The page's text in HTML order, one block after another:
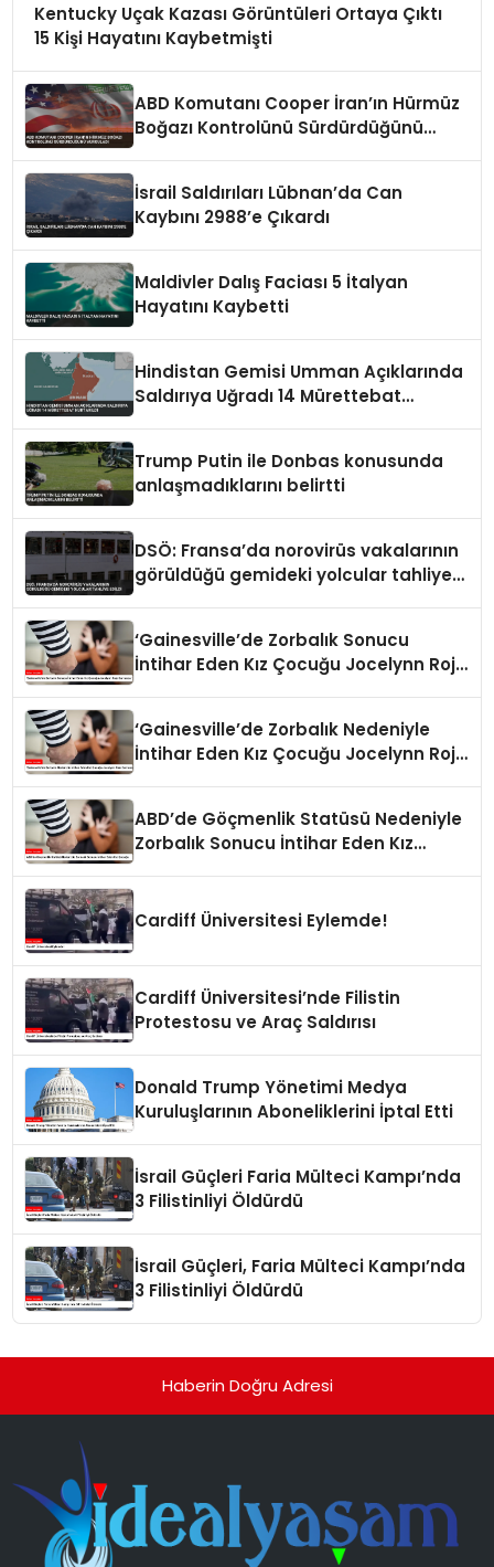
Kentucky Uçak Kazası Görüntüleri Ortaya Çıktı
15 Kişi Hayatını Kaybetmişti
ABD Komutanı Cooper İran’ın Hürmüz
Boğazı Kontrolünü Sürdürdüğünü
İsrail Saldırıları Lübnan’da Can
Kaybını 2988’e Çıkardı
Maldivler Dalış Faciası 5 İtalyan
Hayatını Kaybetti
Hindistan Gemisi Umman Açıklarında
Saldırıya Uğradı 14 Mürettebat
Trump Putin ile Donbas konusunda
anlaşmadıklarını belirtti
DSÖ: Fransa’da norovirüs vakalarının
görüldüğü gemideki yolcular tahliye
‘Gainesville’de Zorbalık Sonucu
İntihar Eden Kız Çocuğu Jocelynn Rojo
‘Gainesville’de Zorbalık Nedeniyle
İntihar Eden Kız Çocuğu Jocelynn Rojo
ABD’de Göçmenlik Statüsü Nedeniyle
Zorbalık Sonucu İntihar Eden Kız
Cardiff Üniversitesi Eylemde!
Cardiff Üniversitesi’nde Filistin
Protestosu ve Araç Saldırısı
Donald Trump Yönetimi Medya
Kuruluşlarının Aboneliklerini İptal Etti
İsrail Güçleri Faria Mülteci Kampı’nda
3 Filistinliyi Öldürdü
İsrail Güçleri, Faria Mülteci Kampı’nda
3 Filistinliyi Öldürdü
Haberin Doğru Adresi